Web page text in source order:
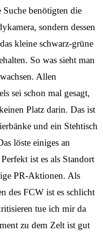
benötigten die
sondern dessen
kleine schwarz-grüne
So was sieht man
Allen
sei schon mal gesagt,
Platz darin. Das ist
und ein Stehtisch
löste einiges an
ist es als Standort
PR-Aktionen. Als
des FCW ist es schlicht
tue ich mir da
zu dem Zelt ist gut